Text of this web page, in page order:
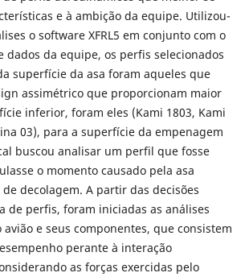
e à ambição da equipe. Utilizou-
o software XFRL5 em conjunto com o
dados da equipe, os perfis selecionados
superfície da asa foram aqueles que
assimétrico que proporcionam maior
inferior, foram eles (Kami 1803, Kami
03), para a superfície da empenagem
buscou analisar um perfil que fosse
o momento causado pela asa
decolagem. A partir das decisões
de perfis, foram iniciadas as análises
e seus componentes, que consistem
perante à interação
as forças exercidas pelo